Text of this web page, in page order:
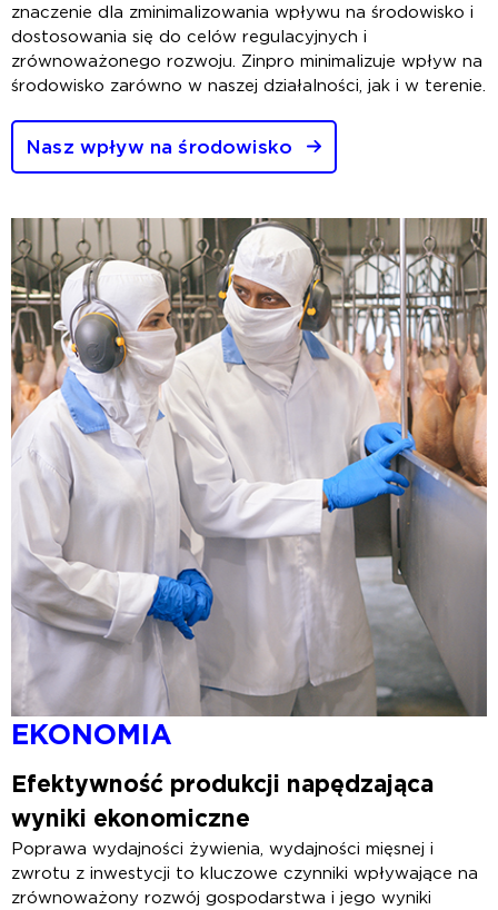
znaczenie dla zminimalizowania wpływu na środowisko i
dostosowania się do celów regulacyjnych i
zrównoważonego rozwoju. Zinpro minimalizuje wpływ na
środowisko zarówno w naszej działalności, jak i w terenie.
Nasz wpływ na środowisko
EKONOMIA
Efektywność produkcji napędzająca
wyniki ekonomiczne
Poprawa wydajności żywienia, wydajności mięsnej i
zwrotu z inwestycji to kluczowe czynniki wpływające na
zrównoważony rozwój gospodarstwa i jego wyniki